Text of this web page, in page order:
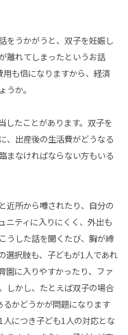
をうかがうと、双子を妊娠し
離れてしまったというお話
も倍になりますから、経済
か。
したことがあります。双子を
、出産後の生活費がどうなる
まなければならない方もいる
近所から噂されたり、自分の
ニティに入りにくく、外出も
うした話を聞くたび、胸が締
選択肢も、子どもが1人であれ
園に入りやすかったり、ファ
しかし、たとえば双子の場合
かどうかが問題になります
につき子ども1人の対応とな